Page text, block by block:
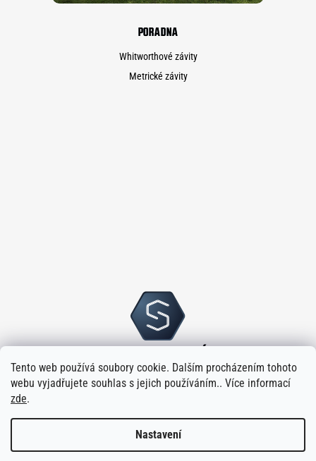
Tento web používá soubory cookie. Dalším procházením tohoto
webu vyjadřujete souhlas s jejich používáním.. Více informací
zde.
Nastavení
PORADNA
Whitworthové závity
Metrické závity